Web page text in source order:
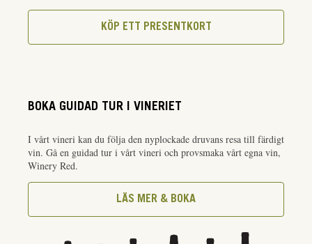
KÖP ETT PRESENTKORT
BOKA GUIDAD TUR I VINERIET
I vårt vineri kan du följa den nyplockade druvans resa till färdigt
vin. Gå en guidad tur i vårt vineri och provsmaka vårt egna vin,
Winery Red.
LÄS MER & BOKA